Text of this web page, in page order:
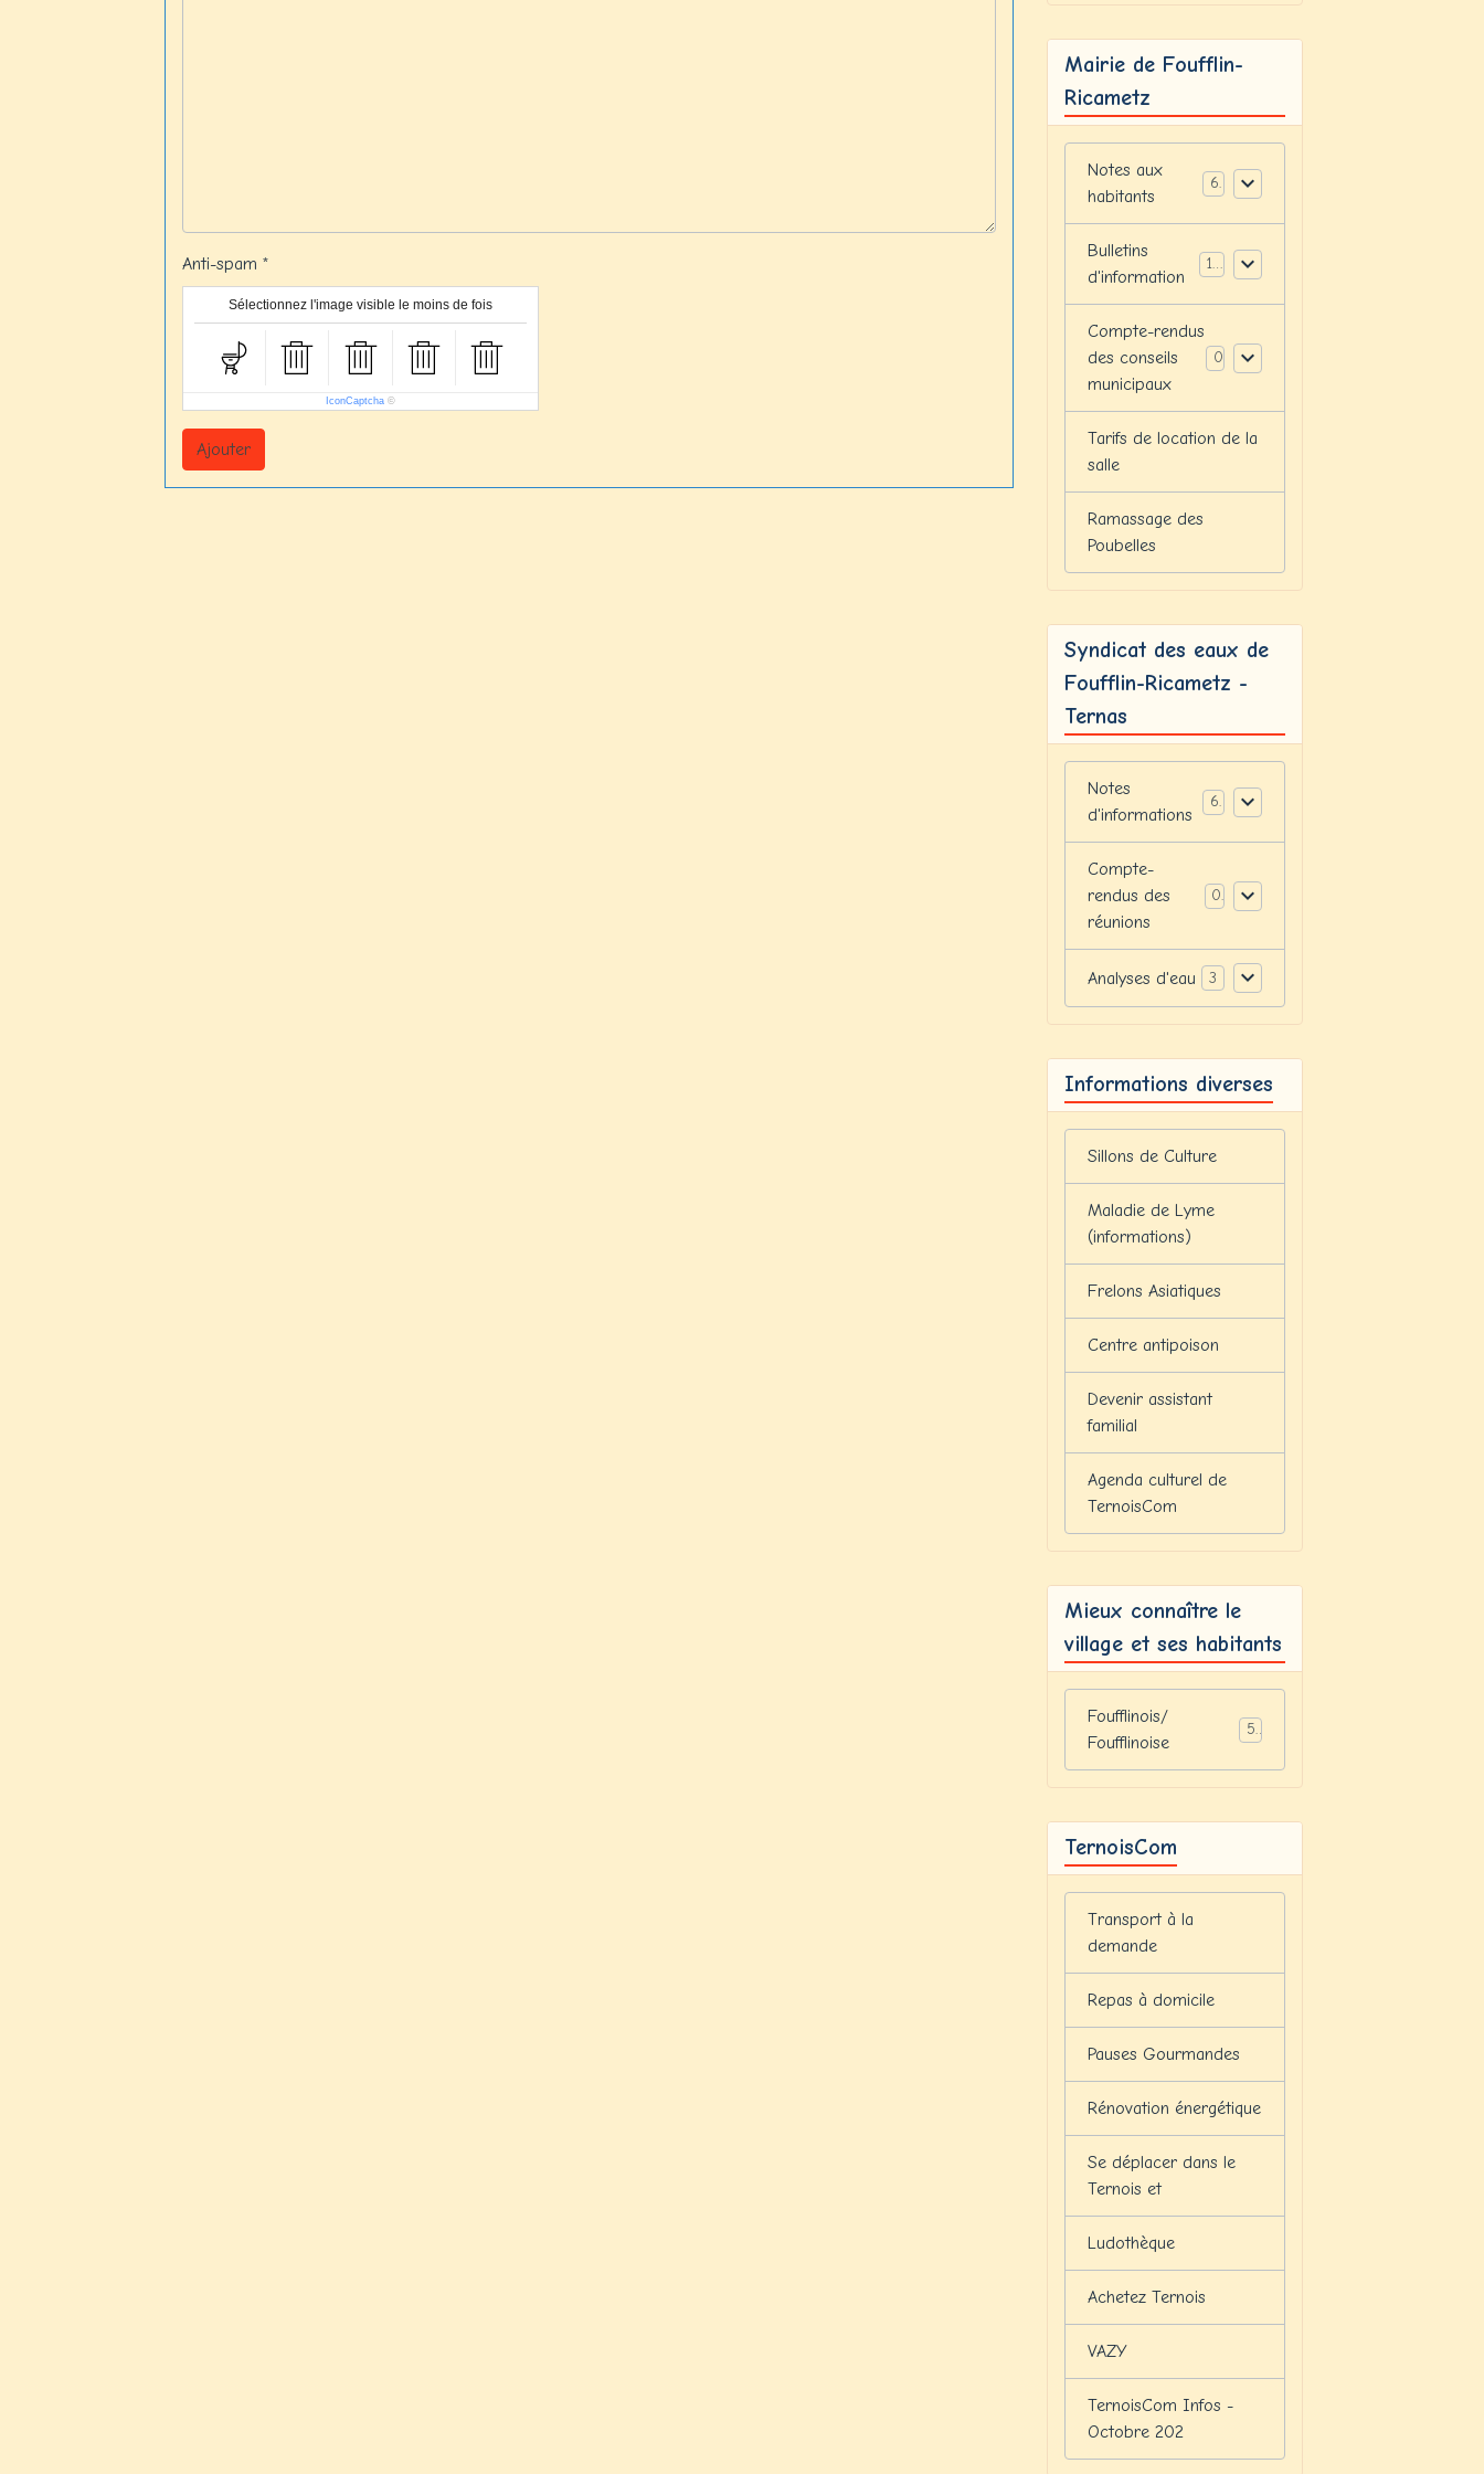
Anti-spam
Sélectionnez l'image visible le moins de fois
IconCaptcha ©
Ajouter
Mairie de Foufflin-
Ricametz
Notes aux
habitants
6
Bulletins
d'information
12
Compte-rendus
des conseils
municipaux
Tarifs de location de la
salle
Ramassage des
Poubelles
Syndicat des eaux de
Foufflin-Ricametz -
Ternas
Notes
d'informations
6
Compte-
rendus des
réunions
0
Analyses d'eau 3
Informations diverses
Sillons de Culture
Maladie de Lyme
(informations)
Frelons Asiatiques
Centre antipoison
Devenir assistant
familial
Agenda culturel de
TernoisCom
Mieux connaître le
village et ses habitants
Foufflinois/
Foufflinoise
5
TernoisCom
Transport à la
demande
Repas à domicile
Pauses Gourmandes
Rénovation énergétique
Se déplacer dans le
Ternois et
Ludothèque
Achetez Ternois
VAZY
TernoisCom Infos -
Octobre 202